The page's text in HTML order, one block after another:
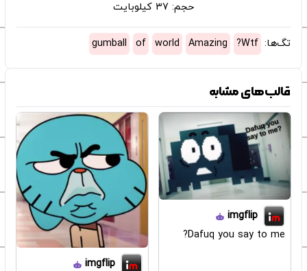
حجم: 37 کیلوبایت
تگ‌ها: Wtf?
Amazing
world
of
gumball
قالب‌های مشابه
imgflip
Dafuq you say to me?
imgflip